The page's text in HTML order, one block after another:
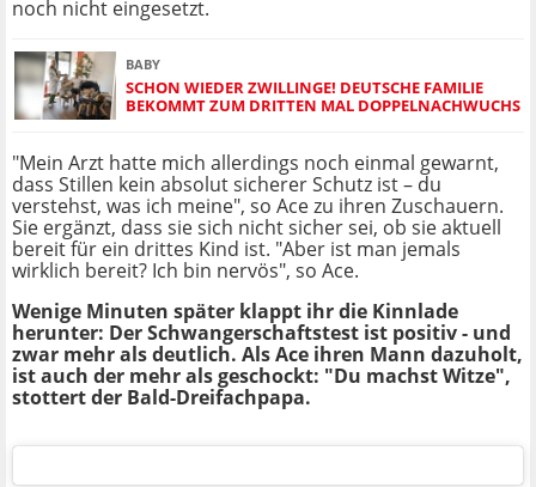
noch nicht eingesetzt.
BABY
SCHON WIEDER ZWILLINGE! DEUTSCHE FAMILIE
BEKOMMT ZUM DRITTEN MAL DOPPELNACHWUCHS
"Mein Arzt hatte mich allerdings noch einmal gewarnt,
dass Stillen kein absolut sicherer Schutz ist – du
verstehst, was ich meine", so Ace zu ihren Zuschauern.
Sie ergänzt, dass sie sich nicht sicher sei, ob sie aktuell
bereit für ein drittes Kind ist. "Aber ist man jemals
wirklich bereit? Ich bin nervös", so Ace.
Wenige Minuten später klappt ihr die Kinnlade
herunter: Der Schwangerschaftstest ist positiv - und
zwar mehr als deutlich. Als Ace ihren Mann dazuholt,
ist auch der mehr als geschockt: "Du machst Witze",
stottert der Bald-Dreifachpapa.